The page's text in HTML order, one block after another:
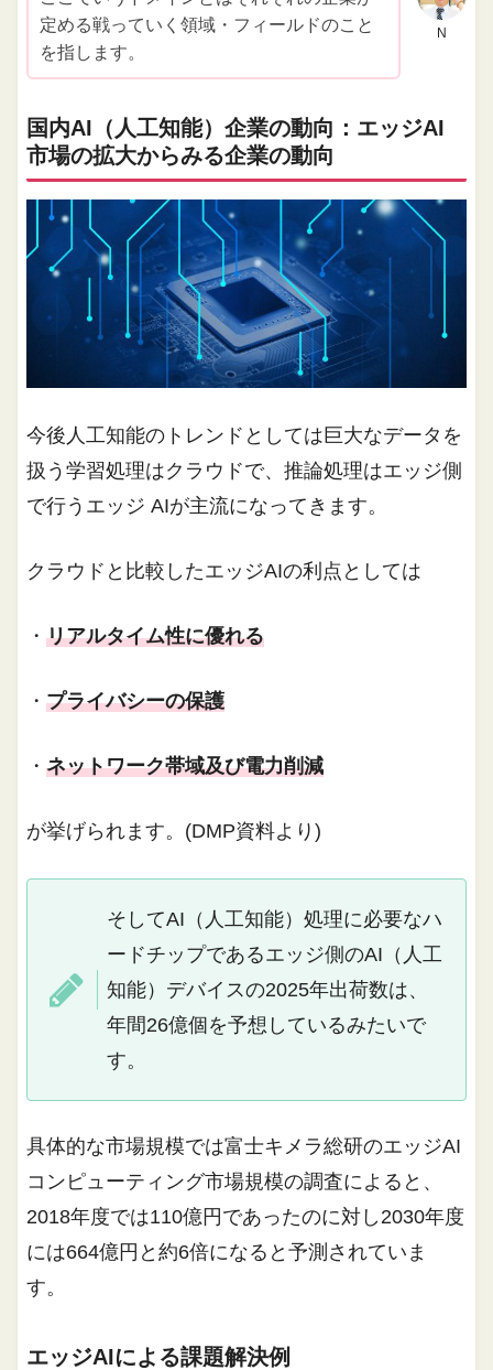
N
定める戦っていく領域・フィールドのこと
を指します。
国内AI（人工知能）企業の動向：エッジAI
市場の拡大からみる企業の動向
今後人工知能のトレンドとしては巨大なデータを
扱う学習処理はクラウドで、推論処理はエッジ側
で行うエッジ AIが主流になってきます。
クラウドと比較したエッジAIの利点としては
・リアルタイム性に優れる
・プライバシーの保護
・ネットワーク帯域及び電力削減
が挙げられます。(DMP資料より)
そしてAI（人工知能）処理に必要なハ
ードチップであるエッジ側のAI（人工
知能）デバイスの2025年出荷数は、
年間26億個を予想しているみたいで
す。
具体的な市場規模では富士キメラ総研のエッジAI
コンピューティング市場規模の調査によると、
2018年度では110億円であったのに対し2030年度
には664億円と約6倍になると予測されていま
す。
エッジAIによる課題解決例